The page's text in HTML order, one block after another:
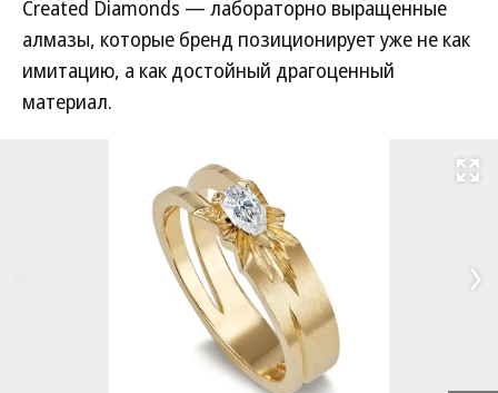
Created Diamonds — лабораторно выращенные
алмазы, которые бренд позиционирует уже не как
имитацию, а как достойный драгоценный
материал.
Развернуть